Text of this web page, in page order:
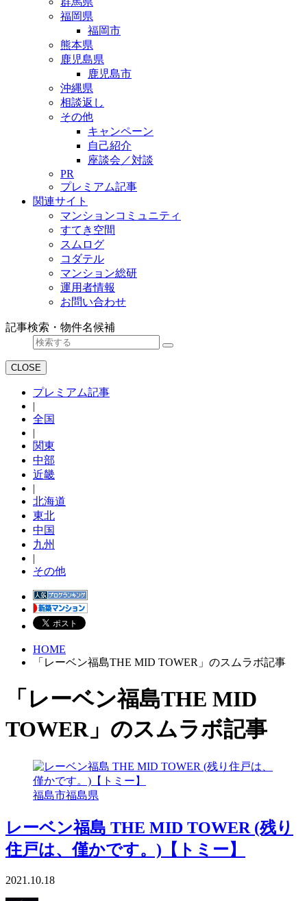
福岡県
福岡市
熊本県
鹿児島県
鹿児島市
沖縄県
相談返し
その他
キャンペーン
自己紹介
座談会／対談
PR
プレミアム記事
関連サイト
マンションコミュニティ
すてき空間
スムログ
コダテル
マンション総研
運用者情報
お問い合わせ
記事検索・物件名候補
CLOSE
プレミアム記事
|
全国
|
関東
中部
近畿
|
北海道
東北
中国
九州
|
その他
HOME
「レーベン福島THE MID TOWER」のスムラボ記事
「レーベン福島THE MID
TOWER」のスムラボ記事
福島市福島県
レーベン福島 THE MID TOWER (残り
住戸は、僅かです。)【トミー】
2021.10.18